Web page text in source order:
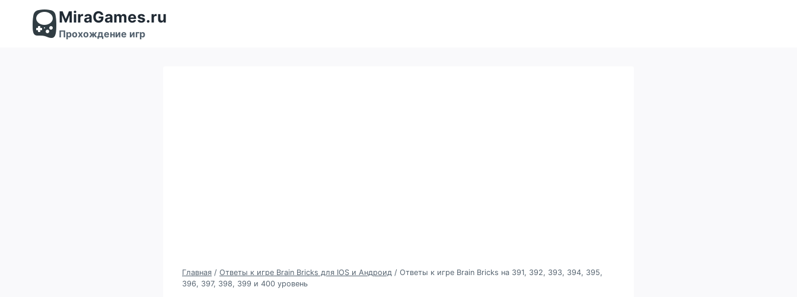
содержимому
MiraGames.ru
Прохождение игр
Главная / Ответы к игре Brain Bricks для IOS и Андроид / Ответы к игре Brain Bricks на 391, 392, 393, 394, 395,
396, 397, 398, 399 и 400 уровень